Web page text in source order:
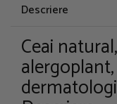
Descriere
Ceai